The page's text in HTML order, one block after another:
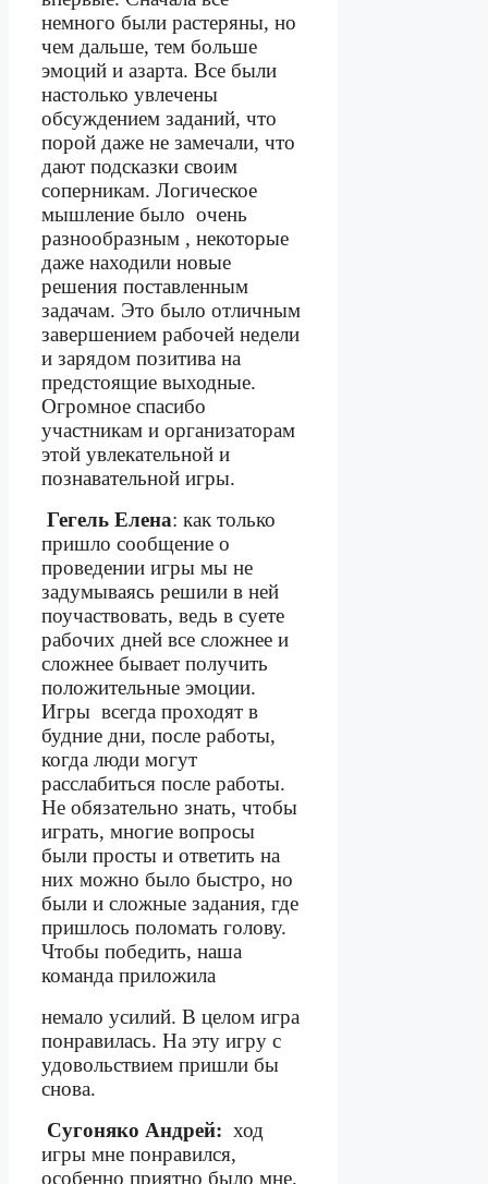
немного были растеряны, но
чем дальше, тем больше
эмоций и азарта. Все были
настолько увлечены
обсуждением заданий, что
порой даже не замечали, что
дают подсказки своим
соперникам. Логическое
мышление было очень
разнообразным , некоторые
даже находили новые
решения поставленным
задачам. Это было отличным
завершением рабочей недели
и зарядом позитива на
предстоящие выходные.
Огромное спасибо
участникам и организаторам
этой увлекательной и
познавательной игры.
Гегель Елена: как только
пришло сообщение о
проведении игры мы не
задумываясь решили в ней
поучаствовать, ведь в суете
рабочих дней все сложнее и
сложнее бывает получить
положительные эмоции.
Игры всегда проходят в
будние дни, после работы,
когда люди могут
расслабиться после работы.
Не обязательно знать, чтобы
играть, многие вопросы
были просты и ответить на
них можно было быстро, но
были и сложные задания, где
пришлось поломать голову.
Чтобы победить, наша
команда приложила
немало усилий. В целом игра
понравилась. На эту игру с
удовольствием пришли бы
снова.
Сугоняко Андрей: ход
игры мне понравился,
особенно приятно было мне,